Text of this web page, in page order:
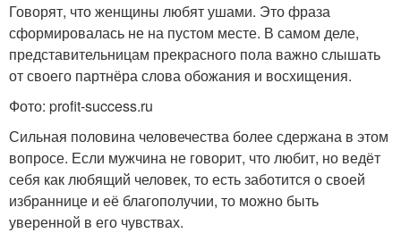
Говорят, что женщины любят ушами. Это фраза
сформировалась не на пустом месте. В самом деле,
представительницам прекрасного пола важно слышать
от своего партнёра слова обожания и восхищения.
Фото: profit-success.ru
Сильная половина человечества более сдержана в этом
вопросе. Если мужчина не говорит, что любит, но ведёт
себя как любящий человек, то есть заботится о своей
избраннице и её благополучии, то можно быть
уверенной в его чувствах.